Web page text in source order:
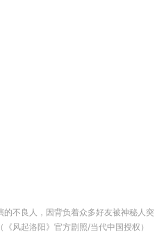
的不良人，因背负着众多好友被神秘人突
风起洛阳》官方剧照/当代中国授权）